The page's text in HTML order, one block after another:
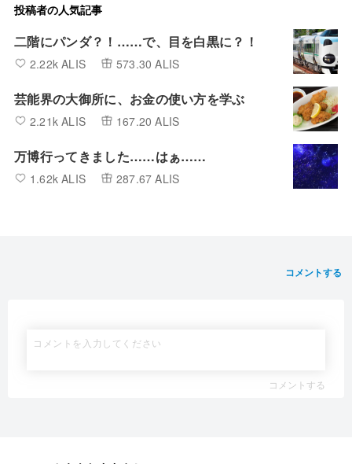
投稿者の人気記事
二階にパンダ？！……で、目を白黒に？！
2.22k ALIS 573.30 ALIS
芸能界の大御所に、お金の使い方を学ぶ
2.21k ALIS 167.20 ALIS
万博行ってきました……はぁ……
1.62k ALIS 287.67 ALIS
コメントする
コメントする